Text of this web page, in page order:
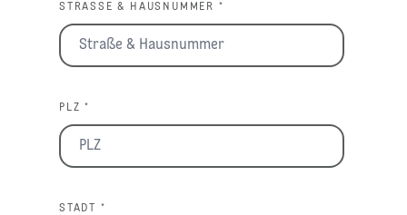
STRASSE & HAUSNUMMER *
PLZ *
STADT *